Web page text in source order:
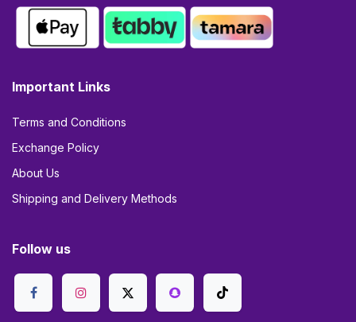
Important Links
Terms and Conditions
Exchange Policy
About Us
Shipping and Delivery Methods
Follow us